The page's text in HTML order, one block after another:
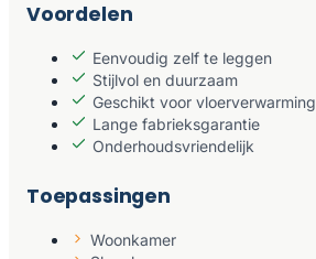
Voordelen
Eenvoudig zelf te leggen
Stijlvol en duurzaam
Geschikt voor vloerverwarming
Lange fabrieksgarantie
Onderhoudsvriendelijk
Toepassingen
Woonkamer